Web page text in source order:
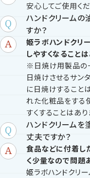
安心してご使用くだ
ハンドクリームの
すか？
姫ラボハンドクリ
しやすくなることは
※日焼け用製品の
日焼けさせるサン
に日焼けすること
れた化粧品をする
すくすることはあり
ハンドクリームを
丈夫ですか？
食品などに付着し
く少量なので問題
姫ラボハンドクリ